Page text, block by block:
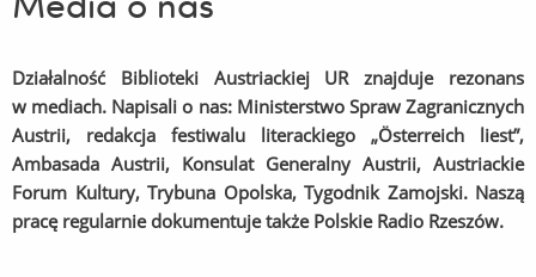
Działalność Biblioteki Austriackiej UR znajduje rezonans
w mediach. Napisali o nas: Ministerstwo Spraw Zagranicznych
Austrii, redakcja festiwalu literackiego „Österreich liest”,
Ambasada Austrii, Konsulat Generalny Austrii, Austriackie
Forum Kultury, Trybuna Opolska, Tygodnik Zamojski. Naszą
pracę regularnie dokumentuje także Polskie Radio Rzeszów.